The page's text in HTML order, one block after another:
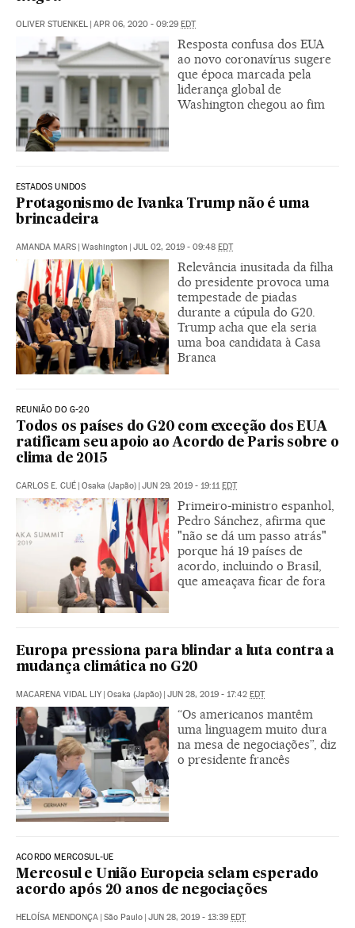
OLIVER STUENKEL | APR 06, 2020 - 09:29 EDT
Resposta confusa dos EUA
ao novo coronavírus sugere
que época marcada pela
liderança global de
Washington chegou ao fim
ESTADOS UNIDOS
Protagonismo de Ivanka Trump não é uma
brincadeira
AMANDA MARS | Washington | JUL 02, 2019 - 09:48 EDT
Relevância inusitada da filha
do presidente provoca uma
tempestade de piadas
durante a cúpula do G20.
Trump acha que ela seria
uma boa candidata à Casa
Branca
REUNIÃO DO G-20
Todos os países do G20 com exceção dos EUA
ratificam seu apoio ao Acordo de Paris sobre o
clima de 2015
CARLOS E. CUÉ | Osaka (Japão) | JUN 29, 2019 - 19:11EDT
Primeiro-ministro espanhol,
Pedro Sánchez, afirma que
"não se dá um passo atrás"
porque há 19 países de
acordo, incluindo o Brasil,
que ameaçava ficar de fora
Europa pressiona para blindar a luta contra a
mudança climática no G20
MACARENA VIDAL LIY | Osaka (Japão) | JUN 28, 2019 - 17:42 EDT
“Os americanos mantêm
uma linguagem muito dura
na mesa de negociações”, diz
o presidente francês
ACORDO MERCOSUL-UE
Mercosul e União Europeia selam esperado
acordo após 20 anos de negociações
HELOÍSA MENDONÇA | São Paulo | JUN 28, 2019 - 13:39 EDT